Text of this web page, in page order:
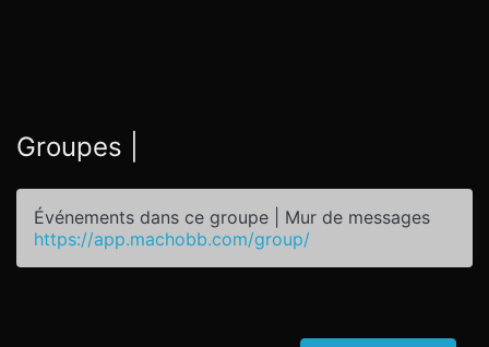
Groupes |
Événements dans ce groupe | Mur de messages
https://app.machobb.com/group/